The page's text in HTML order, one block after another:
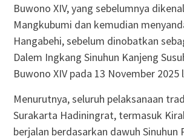
Buwono XIV, yang sebelumnya
Mangkubumi dan kemudian
Hangabehi, sebelum dinobatkan
Dalem Ingkang Sinuhun Kanjeng
Buwono XIV pada 13 November 2025
Menurutnya, seluruh pelaksanaan
Surakarta Hadiningrat, termasuk
berjalan berdasarkan dawuh Sinuhun